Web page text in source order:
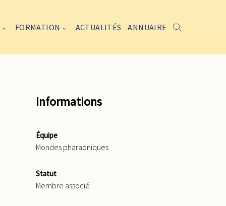
FORMATION ACTUALITÉS ANNUAIRE
Informations
Équipe
Mondes pharaoniques
Statut
Membre associé